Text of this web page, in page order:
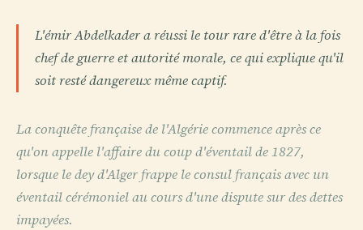
L'émir Abdelkader a réussi le tour rare d'être à la fois
chef de guerre et autorité morale, ce qui explique qu'il
soit resté dangereux même captif.
La conquête française de l'Algérie commence après ce
qu'on appelle l'affaire du coup d'éventail de 1827,
lorsque le dey d'Alger frappe le consul français avec un
éventail cérémoniel au cours d'une dispute sur des dettes
impayées.